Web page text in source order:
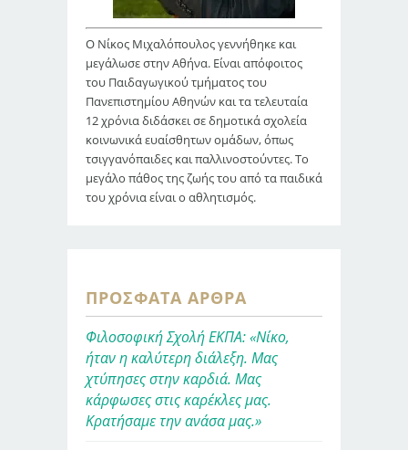
Ο Νίκος Μιχαλόπουλος γεννήθηκε και
μεγάλωσε στην Αθήνα. Είναι απόφοιτος
του Παιδαγωγικού τμήματος του
Πανεπιστημίου Αθηνών και τα τελευταία
12 χρόνια διδάσκει σε δημοτικά σχολεία
κοινωνικά ευαίσθητων ομάδων, όπως
τσιγγανόπαιδες και παλλινοστούντες. Το
μεγάλο πάθος της ζωής του από τα παιδικά
του χρόνια είναι ο αθλητισμός.
ΠΡΌΣΦΑΤΑ ΆΡΘΡΑ
Φιλοσοφική Σχολή ΕΚΠΑ: «Νίκο,
ήταν η καλύτερη διάλεξη. Μας
χτύπησες στην καρδιά. Μας
κάρφωσες στις καρέκλες μας.
Κρατήσαμε την ανάσα μας.»